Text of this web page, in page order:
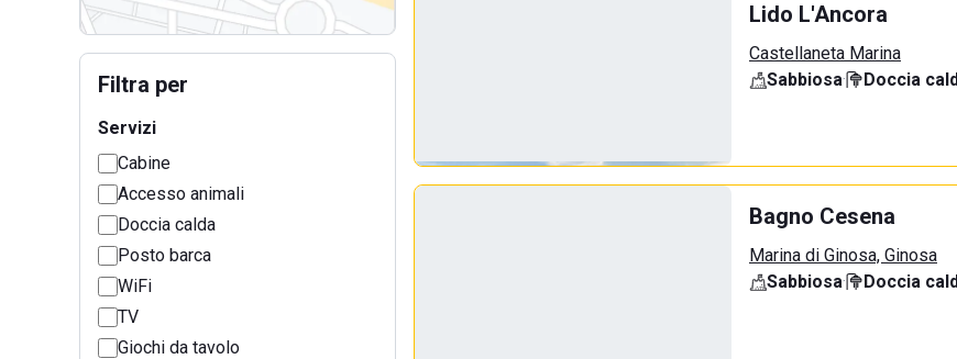
Filtra per
Servizi
Cabine
Accesso animali
Doccia calda
Posto barca
WiFi
TV
Giochi da tavolo
Lido L'Ancora
Castellaneta Marina
Sabbiosa· Doccia
Bagno Cesena
Marina di Ginosa, Ginosa
Sabbiosa· Doccia